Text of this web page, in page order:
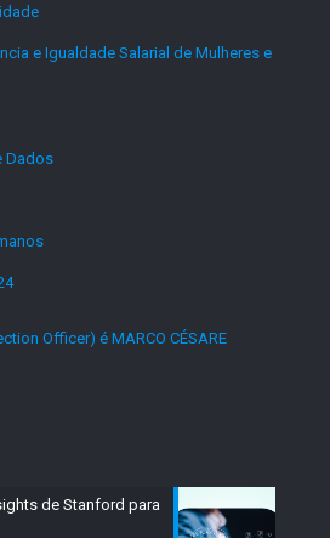
e Igualdade Salarial de Mulheres e
Dados
.
Officer) é MARCO CÉSARE
de Stanford para